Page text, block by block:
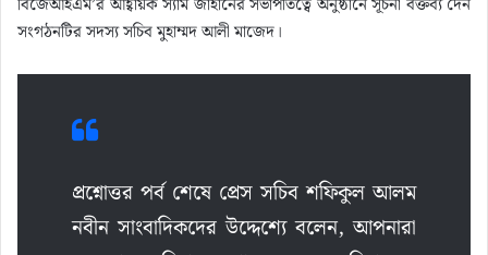
বিজেআইএম’র আহ্বায়ক স্যাম জাহানের সভাপতিত্বে অনুষ্ঠানে সূচনা বক্তব্য দেন
সংগঠনটির সদস্য সচিব মুহাম্মদ আলী মাজেদ।
প্রশ্নোত্তর পর্ব শেষে প্রেস সচিব শফিকুল আলম
নবীন সাংবাদিকদের উদ্দেশ্যে বলেন, আপনারা